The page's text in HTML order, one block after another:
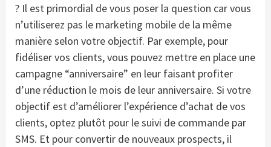
? Il est primordial de vous poser la question car vous
n’utiliserez pas le marketing mobile de la même
manière selon votre objectif. Par exemple, pour
fidéliser vos clients, vous pouvez mettre en place une
campagne “anniversaire” en leur faisant profiter
d’une réduction le mois de leur anniversaire. Si votre
objectif est d’améliorer l’expérience d’achat de vos
clients, optez plutôt pour le suivi de commande par
SMS. Et pour convertir de nouveaux prospects, il